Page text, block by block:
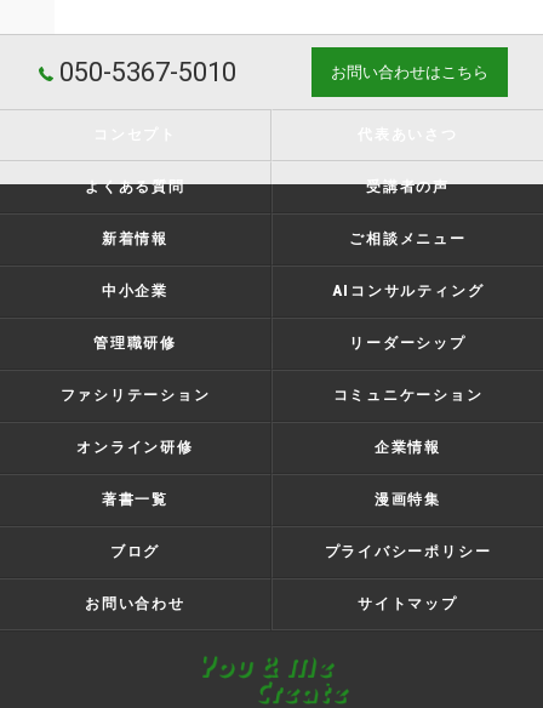
050-5367-5010 お問い合わせはこちら
よくある質問 受講者の声
新着情報 ご相談メニュー
中小企業 AIコンサルティング
管理職研修 リーダーシップ
ファシリテーション コミュニケーション
オンライン研修 企業情報
著書一覧 漫画特集
ブログ プライバシーポリシー
お問い合わせ サイトマップ